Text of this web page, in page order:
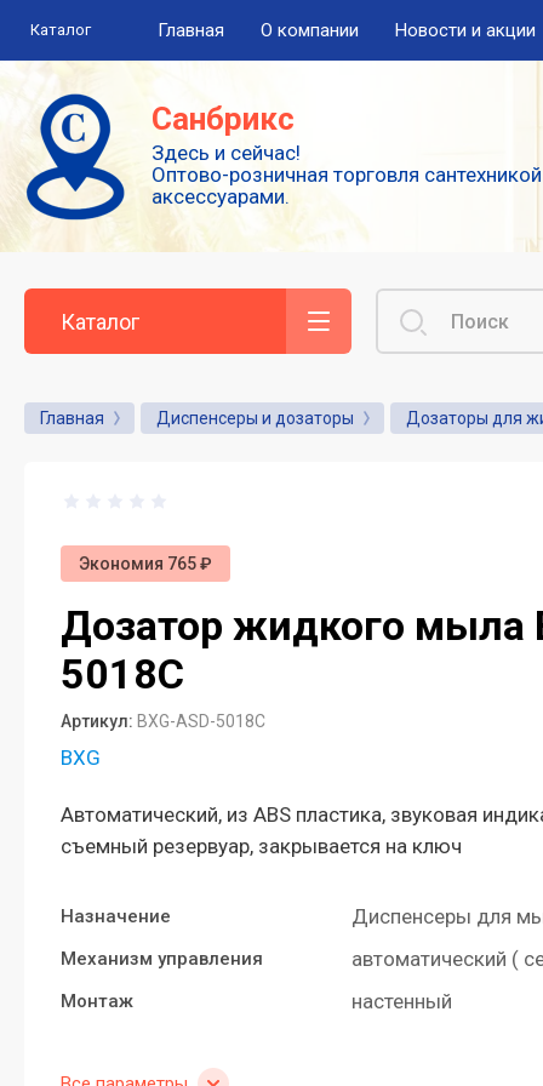
Полезная информация
Сушилки для рук
Высокоскоростные погружные сушилки
для рук
Сенсорные или автоматические
Диспенсеры для туалетной бумаги
Душевая система. Назначение и советы
по выбору.
Автоматические (сенсорные) дозаторы
для жидкого мыла: Виды и
преимущества использования
Фены настенные: назначение, виды,
область использования
Что нужно знать о диспенсерах для
бумажных полотенец
установку или демонтаж сушилок для
рук в сметах и в чём нюансы
гостиничные комплексы и спортивные
Дозаторы для жидкого мыла и
Каталог Главная О компании Новости и акции
Санбрикс
Здесь и сейчас!
Оптово-розничная торговля
аксессуарами.
Каталог
Главная Диспенсеры и дозаторы Дозаторы для
Экономия 765 ₽
Дозатор жидкого мыла
5018C
Артикул: BXG-ASD-5018C
BXG
Автоматический, из АВS пластика, звуковая
съемный резервуар, закрывается на ключ
Назначение Диспенсеры для
Механизм управления автоматический (
Монтаж настенный